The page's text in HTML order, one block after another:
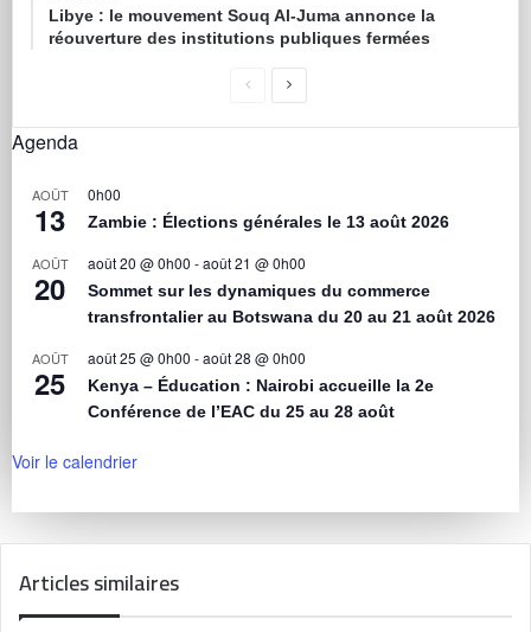
Libye : le mouvement Souq Al-Juma annonce la
réouverture des institutions publiques fermées
Agenda
AOÛT
13
0h00
Zambie : Élections générales le 13 août 2026
AOÛT
20
août 20 @ 0h00 -août 21 @ 0h00
Sommet sur les dynamiques du commerce
transfrontalier au Botswana du 20 au 21 août 2026
AOÛT
25
août 25 @ 0h00 -août 28 @ 0h00
Kenya – Éducation : Nairobi accueille la 2e
Conférence de l’EAC du 25 au 28 août
Voir le calendrier
Articles similaires